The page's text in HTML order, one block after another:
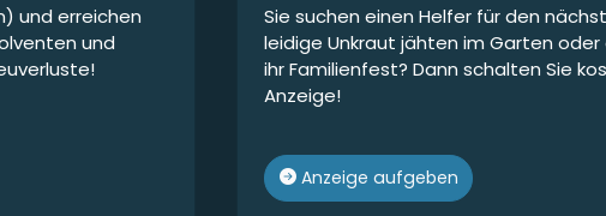
und erreichen
und
Sie suchen einen Helfer für den
leidige Unkraut jähten im Garten
ihr Familienfest? Dann schalten Sie
Anzeige!
Anzeige aufgeben